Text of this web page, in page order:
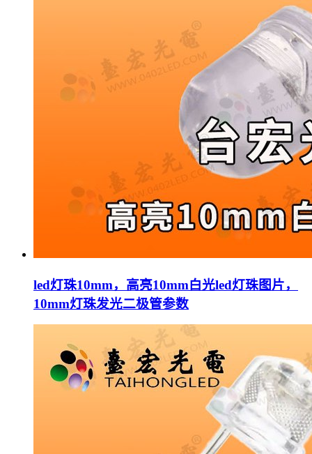
led灯珠10mm，高亮10mm白光led灯珠图片，
10mm灯珠发光二极管参数